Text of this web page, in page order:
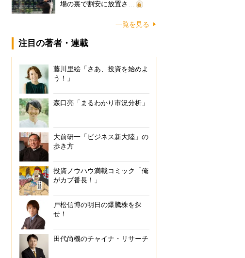
場の裏で割安に放置さ…
一覧を見る
注目の著者・連載
藤川里絵「さあ、投資を始めよ
う！」
森口亮「まるわかり市況分析」
大前研一「ビジネス新大陸」の
歩き方
投資ノウハウ満載コミック「俺
がカブ番長！」
戸松信博の明日の爆騰株を探
せ！
田代尚機のチャイナ・リサーチ